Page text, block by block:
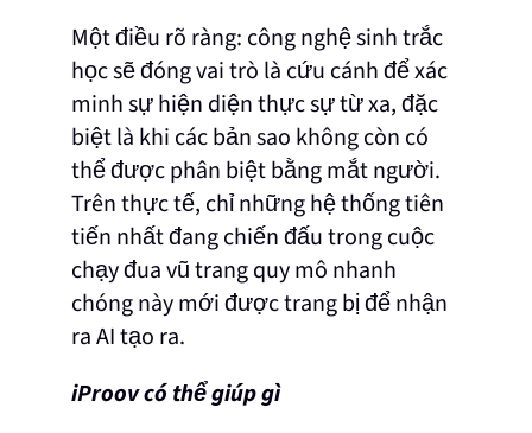
Một điều rõ ràng: công nghệ sinh trắc
học sẽ đóng vai trò là cứu cánh để xác
minh sự hiện diện thực sự từ xa, đặc
biệt là khi các bản sao không còn có
thể được phân biệt bằng mắt người.
Trên thực tế, chỉ những hệ thống tiên
tiến nhất đang chiến đấu trong cuộc
chạy đua vũ trang quy mô nhanh
chóng này mới được trang bị để nhận
ra AI tạo ra.
iProov có thể giúp gì